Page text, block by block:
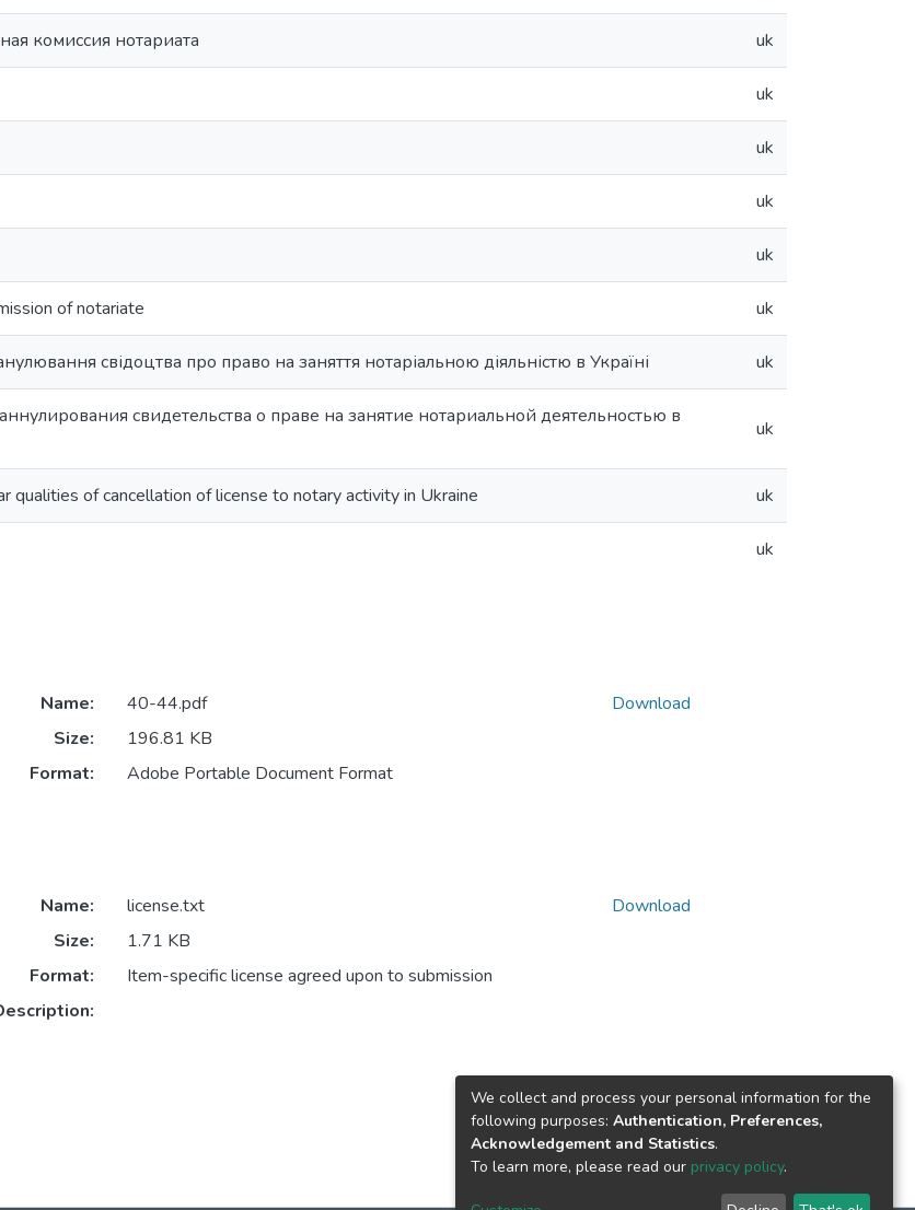
комиссия нотариата uk
uk
uk
uk
uk
of notariate uk
свідоцтва про право на заняття нотаріальною діяльністю в Україні uk
свидетельства о праве на занятие нотариальной деятельностью в
uk
qualities of cancellation of license to notary activity in Ukraine uk
uk
Name:
40-44.pdf
Size:
196.81 KB
Format:
Adobe Portable Document Format
Download
Name:
license.txt
Size:
1.71 KB
Format:
Item-specific license agreed upon to submission
Download
We collect and process your personal information for the
following purposes: Authentication, Preferences,
Acknowledgement and Statistics.
To learn more, please read our privacy policy.